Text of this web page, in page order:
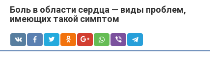
Боль в области сердца — виды проблем,
имеющих такой симптом